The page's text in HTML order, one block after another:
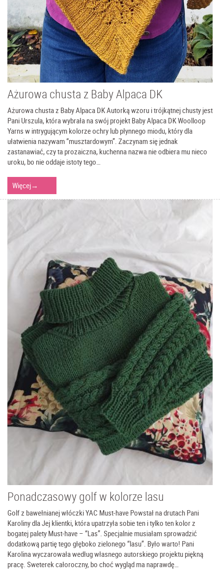
Ażurowa chusta z Baby Alpaca DK
Ażurowa chusta z Baby Alpaca DK Autorką wzoru i trójkątnej chusty jest
Pani Urszula, która wybrała na swój projekt Baby Alpaca DK Woolloop
Yarns w intrygującym kolorze ochry lub płynnego miodu, który dla
ułatwienia nazywam “musztardowym”. Zaczynam się jednak
zastanawiać, czy ta prozaiczna, kuchenna nazwa nie odbiera mu nieco
uroku, bo nie oddaje istoty tego…
Więcej→
Ponadczasowy golf w kolorze lasu
Golf z bawełnianej włóczki YAC Must-have Powstał na drutach Pani
Karoliny dla Jej klientki, która upatrzyła sobie ten i tylko ten kolor z
bogatej palety Must-have – “Las”. Specjalnie musiałam sprowadzić
dodatkową partię tego głęboko zielonego “lasu”. Było warto! Pani
Karolina wyczarowała według własnego autorskiego projektu piękną
pracę. Sweterek całoroczny, bo choć wygląd ma naprawdę…